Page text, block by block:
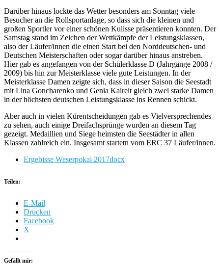
Darüber hinaus lockte das Wetter besonders am Sonntag viele
Besucher an die Rollsportanlage, so dass sich die kleinen und
großen Sportler vor einer schönen Kulisse präsentieren konnten. Der
Samstag stand im Zeichen der Wettkämpfe der Leistungsklassen,
also der Läufer/innen die einen Start bei den Norddeutschen- und
Deutschen Meisterschaften oder sogar darüber hinaus anstreben.
Hier gab es angefangen von der Schülerklasse D (Jahrgänge 2008 /
2009) bis hin zur Meisterklasse viele gute Leistungen. In der
Meisterklasse Damen zeigte sich, dass in dieser Saison die Seestadt
mit Lina Goncharenko und Genia Kaireit gleich zwei starke Damen
in der höchsten deutschen Leistungsklasse ins Rennen schickt.
Aber auch in vielen Kürentscheidungen gab es Vielversprechendes
zu sehen, auch einige Dreifachsprünge wurden an diesem Tag
gezeigt. Medaillien und Siege heimsten die Seestädter in allen
Klassen zahlreich ein. Insgesamt startetn vom ERC 37 Läufer/innen.
Ergebisse Weserpokal 2017docx
Teilen:
E-Mail
Drucken
Facebook
X
Gefällt mir: